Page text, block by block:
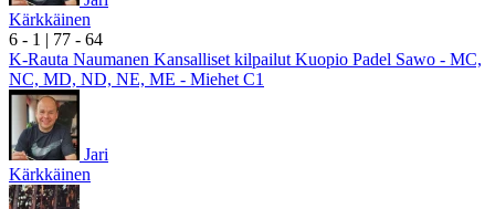
Kärkkäinen
6 - 1 | 77 - 64
K-Rauta Naumanen Kansalliset kilpailut Kuopio Padel Sawo - MC,
NC, MD, ND, NE, ME - Miehet C1
Jari
Kärkkäinen